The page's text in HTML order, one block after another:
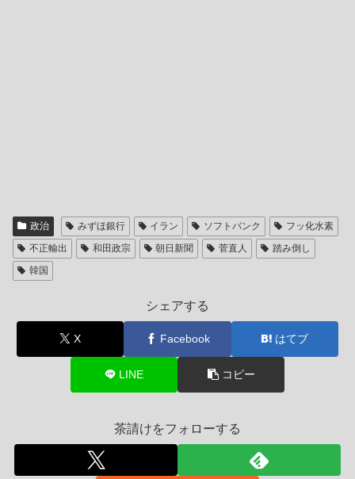
政治 みずほ銀行 イラン ソフトバンク
フッ化水素
不正輸出
和田政宗 朝日新聞 菅直人
踏み倒し
韓国
シェアする
X Facebook はてブ
LINE コピー
茶請けをフォローする